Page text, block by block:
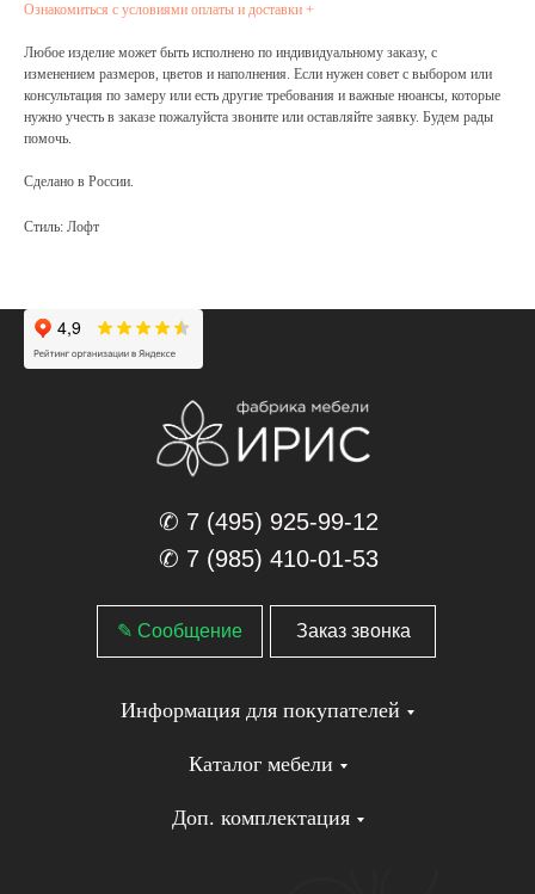
Ознакомиться с условиями оплаты и доставки +
Любое изделие может быть исполнено по индивидуальному заказу, с
изменением размеров, цветов и наполнения. Если нужен совет с выбором или
консультация по замеру или есть другие требования и важные нюансы, которые
нужно учесть в заказе пожалуйста звоните или оставляйте заявку. Будем рады
помочь.
Сделано в России.
Стиль: Лофт
✆ 7 (495) 925-99-12
✆ 7 (985) 410-01-53
✎ Сообщение Заказ звонка
Информация для покупателей
Каталог мебели
Доп. комплектация